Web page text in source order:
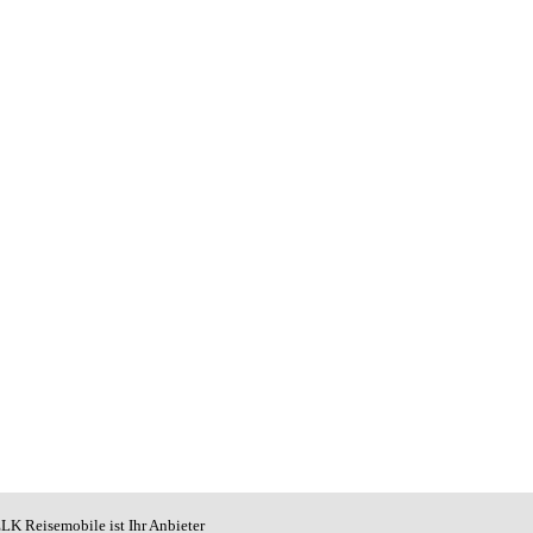
Reisemobile ist Ihr Anbieter